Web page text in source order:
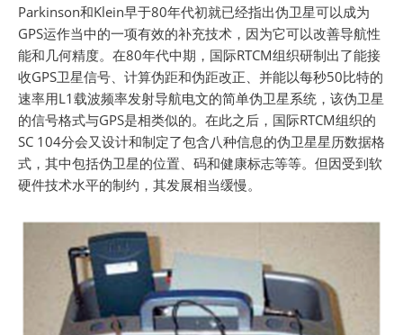
Parkinson和Klein早于80年代初就已经指出伪卫星可以成为
GPS运作当中的一项有效的补充技术，因为它可以改善导航性
能和几何精度。在80年代中期，国际RTCM组织研制出了能接
收GPS卫星信号、计算伪距和伪距改正、并能以每秒50比特的
速率用L1载波频率发射导航电文的简单伪卫星系统，该伪卫星
的信号格式与GPS是相类似的。在此之后，国际RTCM组织的
SC 104分会又设计和制定了包含八种信息的伪卫星星历数据格
式，其中包括伪卫星的位置、码和健康标志等等。但因受到软
硬件技术水平的制约，其发展相当缓慢。